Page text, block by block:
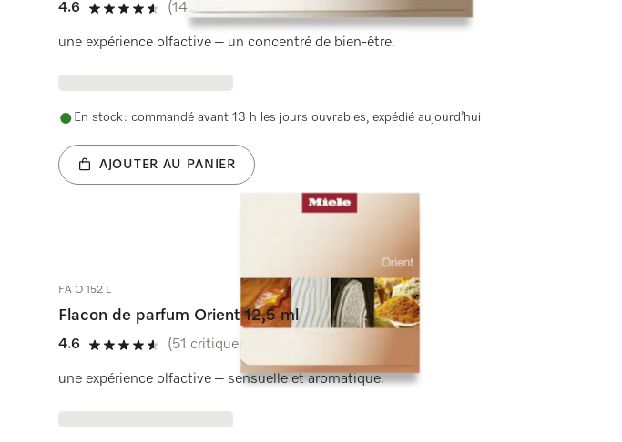
4.6
4.6 étoiles sur 5
(149 critiques)
une expérience olfactive – un concentré de bien-être.
En stock : commandé avant 13 h les jours ouvrables, expédié aujourd’hui
AJOUTER AU PANIER
FA O 152 L
Flacon de parfum Orient 12,5 ml
4.6
4.6 étoiles sur 5
(51 critiques)
une expérience olfactive – sensuelle et aromatique.